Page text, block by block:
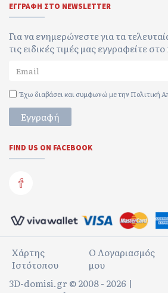
ΕΓΓΡΑΦΉ ΣΤΟ NEWSLETTER
Για να ενημερώνεστε για τα
τις ειδικές τιμές μας εγγραφείτε
Έχω διαβάσει και συμφωνώ με την Πολιτική
Εγγραφή
FIND US ON FACEBOOK
3D-domisi.gr © 2008 - 2026 |
Χάρτης
Ιστότοπου
Ο Λογαριασμός
μου